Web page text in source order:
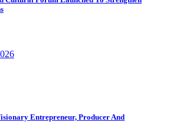
Entrepreneur, Producer And